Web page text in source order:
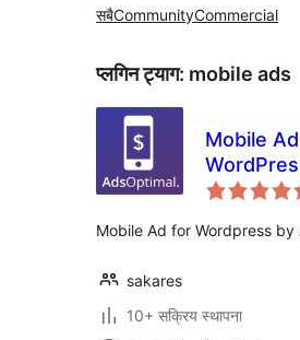
सबैCommunityCommercial
प्लगिन ट्याग: mobile ads
Mobile
Mobile Ad for Wordpress by
sakares
10+ सक्रिय स्थापना